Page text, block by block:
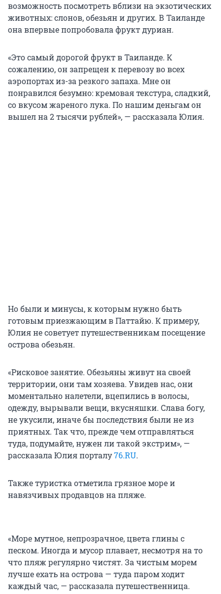
возможность посмотреть вблизи на экзотических
животных: слонов, обезьян и других. В Таиланде
она впервые попробовала фрукт дуриан.
«Это самый дорогой фрукт в Таиланде. К
сожалению, он запрещен к перевозу во всех
аэропортах из-за резкого запаха. Мне он
понравился безумно: кремовая текстура, сладкий,
со вкусом жареного лука. По нашим деньгам он
вышел на 2 тысячирублей», — рассказала Юлия.
Но были и минусы, к которым нужно быть
готовым приезжающим в Паттайю. К примеру,
Юлия не советует путешественникам посещение
острова обезьян.
«Рисковое занятие. Обезьяны живут на своей
территории, они там хозяева. Увидев нас, они
моментально налетели, вцепились в волосы,
одежду, вырывали вещи, вкусняшки. Слава богу,
не укусили, иначе бы последствия были не из
приятных. Так что, прежде чем отправляться
туда, подумайте, нужен ли такой экстрим», —
рассказала Юлия порталу76.RU.
Также туристка отметила грязное море и
навязчивых продавцов на пляже.
«Море мутное, непрозрачное, цвета глины с
песком. Иногда и мусор плавает, несмотря на то
что пляж регулярно чистят. За чистым морем
лучше ехать на острова — туда паром ходит
каждый час, — рассказала путешественница.